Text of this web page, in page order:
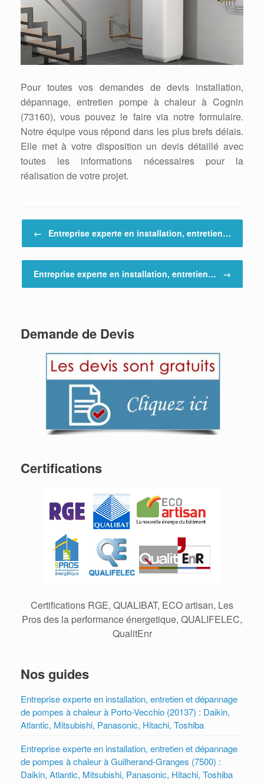
Pour toutes vos demandes de devis installation,
dépannage, entretien pompe à chaleur à Cognin
(73160), vous pouvez le faire via notre formulaire.
Notre équipe vous répond dans les plus brefs délais.
Elle met à votre disposition un devis détaillé avec
toutes les informations nécessaires pour la
réalisation de votre projet.
← Entreprise experte en installation, entretien…
Entreprise experte en installation, entretien… →
Demande de Devis
Certifications
Certifications RGE, QUALIBAT, ECO artisan, Les
Pros des la performance énergetique, QUALIFELEC,
QualitEnr
Nos guides
Entreprise experte en installation, entretien et dépannage
de pompes à chaleur à Porto-Vecchio (20137) : Daikin,
Atlantic, Mitsubishi, Panasonic, Hitachi, Toshiba
Entreprise experte en installation, entretien et dépannage
de pompes à chaleur à Guilherand-Granges (7500) :
Daikin, Atlantic, Mitsubishi, Panasonic, Hitachi, Toshiba